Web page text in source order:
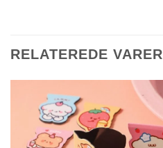
RELATEREDE VARER